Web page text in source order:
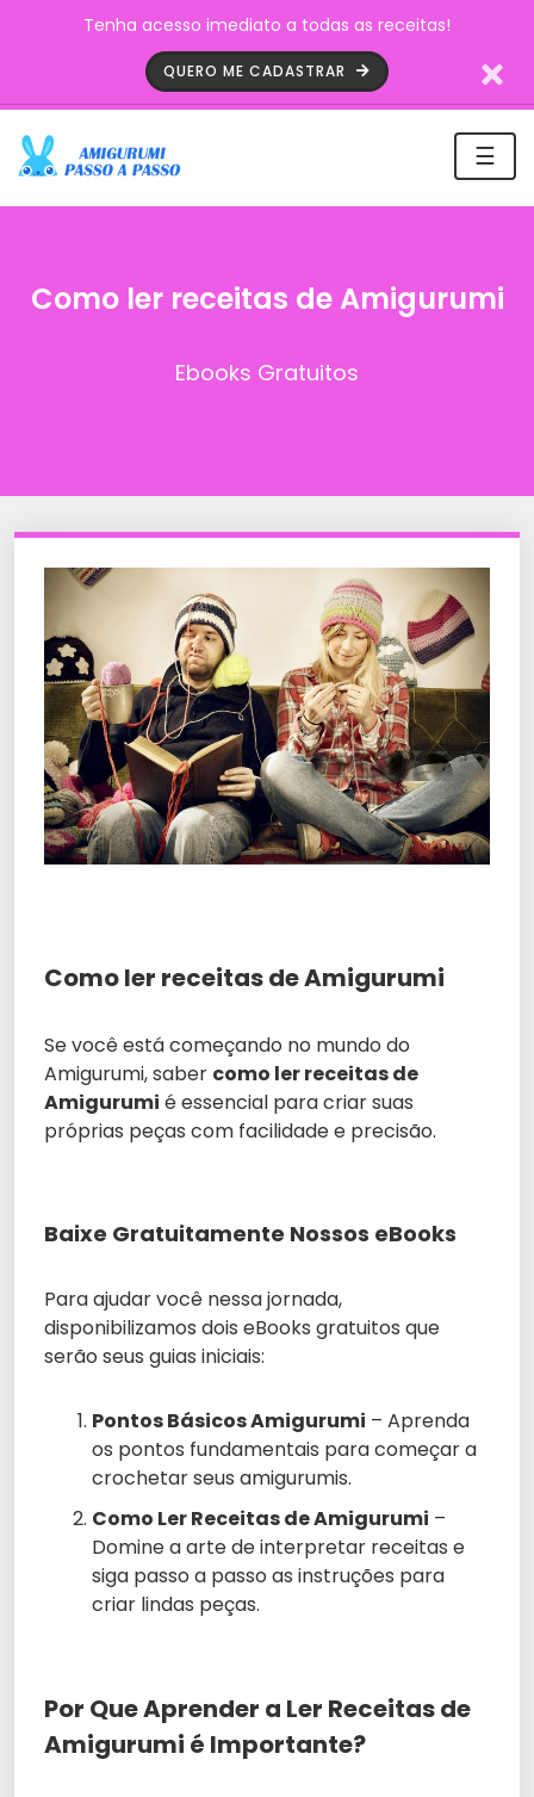
Tenha acesso imediato a todas as receitas!
QUERO ME CADASTRAR
☰
Como ler receitas de Amigurumi
Ebooks Gratuitos
Como ler receitas de Amigurumi
Se você está começando no mundo do
Amigurumi, saber como ler receitas de
Amigurumi é essencial para criar suas
próprias peças com facilidade e precisão.
Baixe Gratuitamente Nossos eBooks
Para ajudar você nessa jornada,
disponibilizamos dois eBooks gratuitos que
serão seus guias iniciais:
Pontos Básicos Amigurumi – Aprenda
os pontos fundamentais para começar a
crochetar seus amigurumis.
Como Ler Receitas de Amigurumi –
Domine a arte de interpretar receitas e
siga passo a passo as instruções para
criar lindas peças.
Por Que Aprender a Ler Receitas de
Amigurumi é Importante?